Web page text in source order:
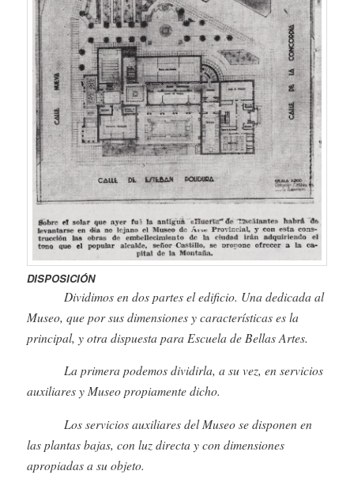
DISPOSICIÓN
Dividimos en dos partes el edificio. Una dedicada al
Museo, que por sus dimensiones y características es la
principal, y otra dispuesta para Escuela de Bellas Artes.
La primera podemos dividirla, a su vez, en servicios
auxiliares y Museo propiamente dicho.
Los servicios auxiliares del Museo se disponen en
las plantas bajas, con luz directa y con dimensiones
apropiadas a su objeto.